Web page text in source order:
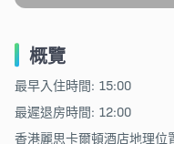
概覽
最早入住時間: 15:00
最遲退房時間: 12:00
香港麗思卡爾頓酒店地理位